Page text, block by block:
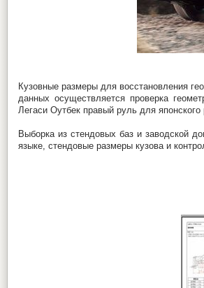
Кузовные размеры для восстановления
данных осуществляется проверка
Легаси Оутбек правый руль для японского
Выборка из стендовых баз и заводской
языке, стендовые размеры кузова и